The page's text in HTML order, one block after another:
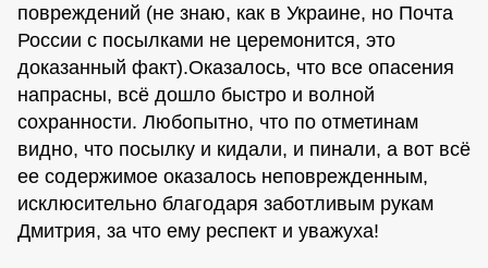
повреждений (не знаю, как в Украине, но Почта
России с посылками не церемонится, это
доказанный факт).Оказалось, что все опасения
напрасны, всё дошло быстро и волной
сохранности. Любопытно, что по отметинам
видно, что посылку и кидали, и пинали, а вот всё
ее содержимое оказалось неповрежденным,
исклюсительно благодаря заботливым рукам
Дмитрия, за что ему респект и уважуха!